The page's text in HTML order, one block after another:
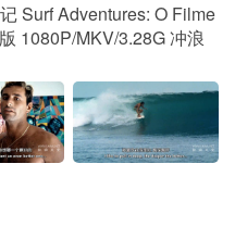
Surf Adventures: O Filme
1080P/MKV/3.28G 冲浪